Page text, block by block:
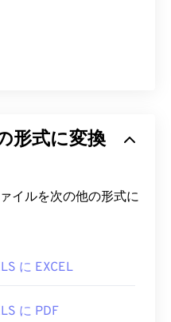
形式に変換
に EXCEL
に PDF